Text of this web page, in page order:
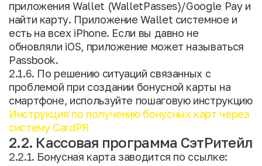
приложения Wallet (WalletPasses)/Google Pay и
найти карту. Приложение Wallet системное и
есть на всех iPhone. Если вы давно не
обновляли iOS, приложение может называться
Passbook.
2.1.6. По решению ситуаций связанных с
проблемой при создании бонусной карты на
смартфоне, используйте пошаговую инструкцию
Инструкция по получению бонусных карт через
систему CardPR
2.2. Кассовая программа СэтРитейл
2.2.1. Бонусная карта заводится по ссылке: